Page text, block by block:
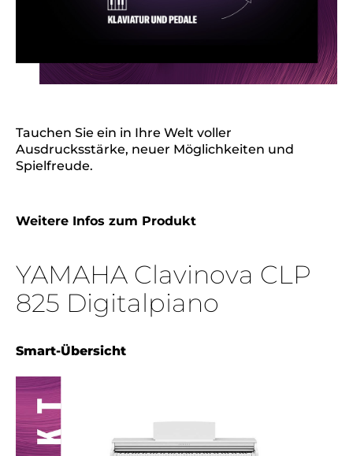
Tauchen Sie ein in Ihre Welt voller
Ausdrucksstärke, neuer Möglichkeiten und
Spielfreude.
Weitere Infos zum Produkt
YAMAHA Clavinova CLP
825 Digitalpiano
Smart-Übersicht